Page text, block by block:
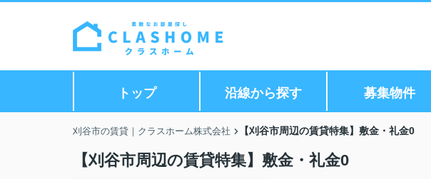
トップ 沿線から探す 募集物件
刈谷市の賃貸｜クラスホーム株式会社 【刈谷市周辺の賃貸特集】敷金・礼金0
【刈谷市周辺の賃貸特集】敷金・礼金0